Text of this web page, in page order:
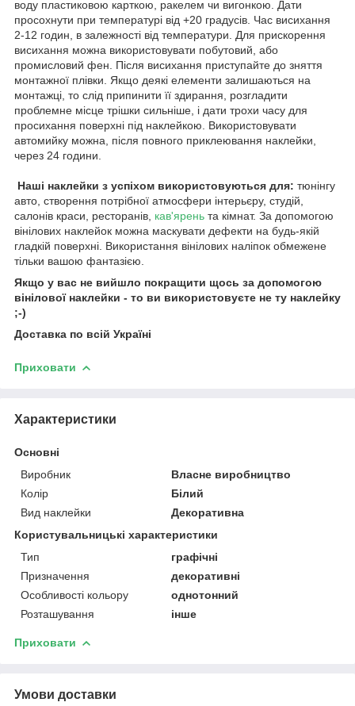
воду пластиковою карткою, ракелем чи вигонкою. Дати
просохнути при температурі від +20 градусів. Час висихання
2-12 годин, в залежності від температури. Для прискорення
висихання можна використовувати побутовий, або
промисловий фен. Після висихання приступайте до зняття
монтажної плівки. Якщо деякі елементи залишаються на
монтажці, то слід припинити її здирання, розгладити
проблемне місце трішки сильніше, і дати трохи часу для
просихання поверхні під наклейкою. Використовувати
автомийку можна, після повного приклеювання наклейки,
через 24 години.
Наші наклейки з успіхом використовуються для: тюнінгу
авто, створення потрібної атмосфери інтерьєру, студій,
салонів краси, ресторанів, кав'ярень та кімнат. За допомогою
вінілових наклейок можна маскувати дефекти на будь-якій
гладкій поверхні. Використання вінілових наліпок обмежене
тільки вашою фантазією.
Якщо у вас не вийшло покращити щось за допомогою
вінілової наклейки - то ви використовуєте не ту наклейку
;-)
Доставка по всій Україні
Приховати
Характеристики
Основні
Виробник
Власне виробництво
Колір
Білий
Вид наклейки
Декоративна
Користувальницькі характеристики
Тип
графічні
Призначення
декоративні
Особливості кольору
однотонний
Розташування
інше
Приховати
Умови доставки